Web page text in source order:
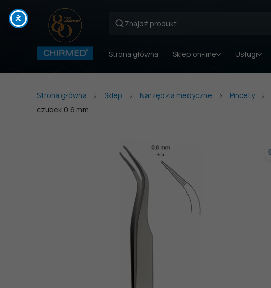
Strona główna Sklep on-line Usługi
Strona główna Sklep Narzędzia medyczne Pincety
czubek 0,6 mm